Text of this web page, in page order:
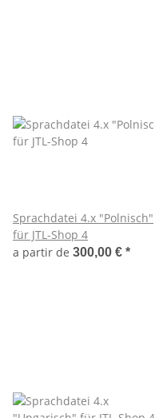
Sprachdatei 4.x "Polnisch"
für JTL-Shop 4
a partir de 300,00 € *